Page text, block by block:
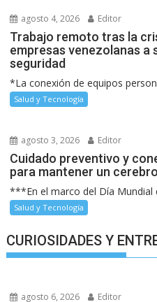
agosto 4, 2026 Editor
Trabajo remoto tras la
empresas venezolanas a
seguridad
*La conexión de equipos
Salud y Tecnología
agosto 3, 2026 Editor
Cuidado preventivo y
para mantener un
***En el marco del Día Mundial
Salud y Tecnología
CURIOSIDADES Y
agosto 6, 2026 Editor